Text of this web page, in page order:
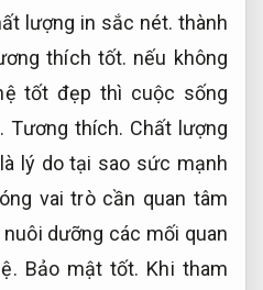
lượng in sắc nét. thành
thích tốt. nếu không
tốt đẹp thì cuộc sống
Tương thích. Chất lượng
lý do tại sao sức mạnh
vai trò cần quan tâm
dưỡng các mối quan
Bảo mật tốt. Khi tham